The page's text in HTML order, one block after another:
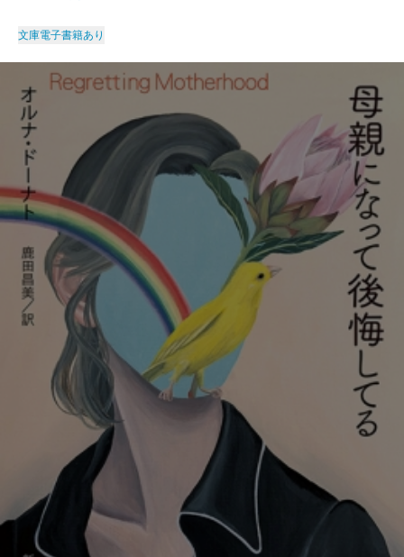
文庫電子書籍あり